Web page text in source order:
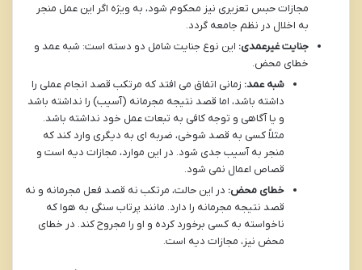
مجازات حبس تعزیری نیز محکوم شود، به ویژه اگر این عمل منجر
به اخلال در نظم جامعه گردد.
جنایت غیرعمدی: این نوع جنایت شامل دو دسته است: شبه عمد و
خطای محض.
شبه عمد: زمانی اتفاق می افتد که مرتکب قصد انجام عملی را
داشته باشد، اما قصد نتیجه مجرمانه (آسیب) را نداشته باشد
و یا آگاهی و توجه کافی به تبعات عمل خود نداشته باشد.
مثلاً کسی به قصد شوخی، ضربه ای به دیگری وارد کند که
منجر به آسیب جدی شود. در این موارد، مجازات دیه است و
قصاص اعمال نمی شود.
خطای محض: در این حالت، مرتکب نه قصد فعل مجرمانه و نه
قصد نتیجه مجرمانه را دارد. مانند پرتاب سنگی به هوا که
ناخواسته به کسی برخورد کرده و او را مجروح کند. در خطای
محض نیز، مجازات دیه است.